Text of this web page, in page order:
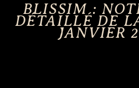
BLISSIM :
DÉTAILLÉ DE
JANVIER